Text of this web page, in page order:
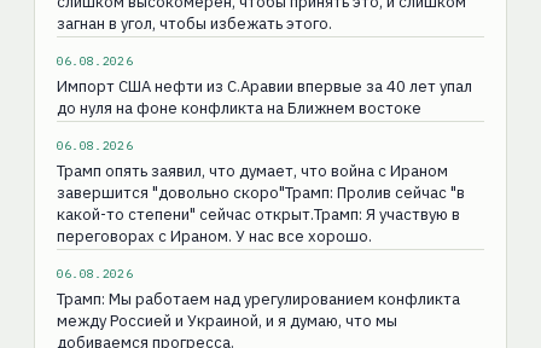
загнан в угол, чтобы избежать этого.
06.08.2026
Импорт США нефти из С.Аравии впервые за 40 лет упал
до нуля на фоне конфликта на Ближнем востоке
06.08.2026
Трамп опять заявил, что думает, что война с Ираном
завершится "довольно скоро"Трамп: Пролив сейчас "в
какой-то степени" сейчас открыт.Трамп: Я участвую в
переговорах с Ираном. У нас все хорошо.
06.08.2026
Трамп: Мы работаем над урегулированием конфликта
между Россией и Украиной, и я думаю, что мы
добиваемся прогресса.